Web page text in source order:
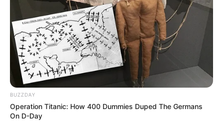
10 Pose Manekin Anti
Mainstream yang Konyol
Banget
BUZZDAY
Operation Titanic: How 400 Dummies Duped The Germans
On D-Day